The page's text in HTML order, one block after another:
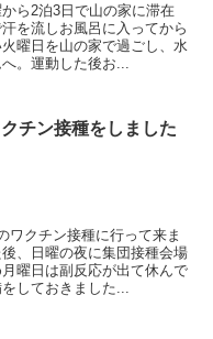
ら2泊3日で山の家に滞在
を流しお風呂に入ってから
曜日を山の家で過ごし、水
。運動した後お...
チン接種をしました
クチン接種に行って来ま
、日曜の夜に集団接種会場
曜日は副反応が出て休んで
しておきました...